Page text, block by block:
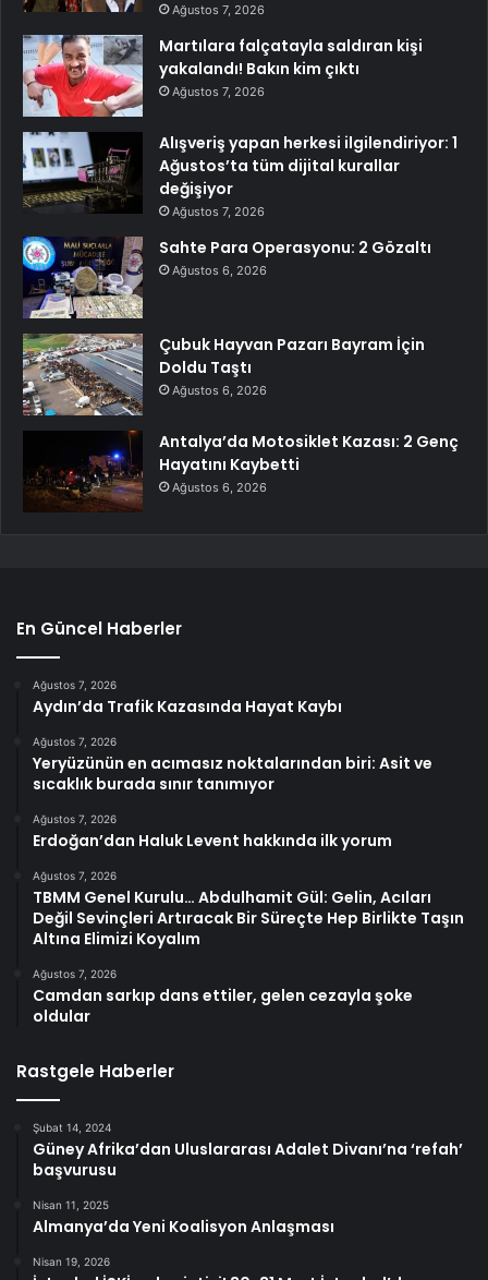
Ağustos 7, 2026
Martılara falçatayla saldıran kişi
yakalandı! Bakın kim çıktı
Ağustos 7, 2026
Alışveriş yapan herkesi ilgilendiriyor: 1
Ağustos’ta tüm dijital kurallar
değişiyor
Ağustos 7, 2026
Sahte Para Operasyonu: 2 Gözaltı
Ağustos 6, 2026
Çubuk Hayvan Pazarı Bayram İçin
Doldu Taştı
Ağustos 6, 2026
Antalya’da Motosiklet Kazası: 2 Genç
Hayatını Kaybetti
Ağustos 6, 2026
En Güncel Haberler
Ağustos 7, 2026
Aydın’da Trafik Kazasında Hayat Kaybı
Ağustos 7, 2026
Yeryüzünün en acımasız noktalarından biri: Asit ve
sıcaklık burada sınır tanımıyor
Ağustos 7, 2026
Erdoğan’dan Haluk Levent hakkında ilk yorum
Ağustos 7, 2026
TBMM Genel Kurulu… Abdulhamit Gül: Gelin, Acıları
Değil Sevinçleri Artıracak Bir Süreçte Hep Birlikte Taşın
Altına Elimizi Koyalım
Ağustos 7, 2026
Camdan sarkıp dans ettiler, gelen cezayla şoke
oldular
Rastgele Haberler
Şubat 14, 2024
Güney Afrika’dan Uluslararası Adalet Divanı’na ‘refah’
başvurusu
Nisan 11, 2025
Almanya’da Yeni Koalisyon Anlaşması
Nisan 19, 2026